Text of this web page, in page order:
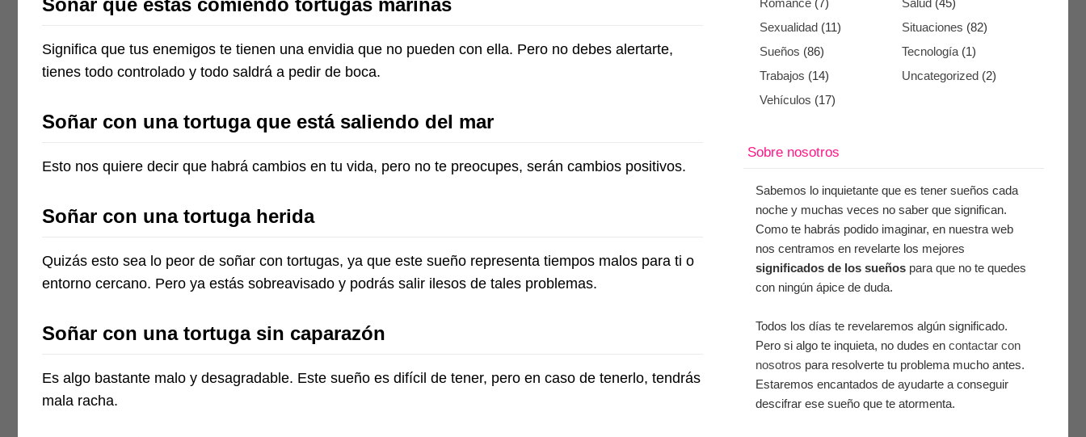
Soñar que estas comiendo tortugas marinas
Significa que tus enemigos te tienen una envidia que no pueden con ella. Pero no debes alertarte,
tienes todo controlado y todo saldrá a pedir de boca.
Soñar con una tortuga que está saliendo del mar
Esto nos quiere decir que habrá cambios en tu vida, pero no te preocupes, serán cambios positivos.
Soñar con una tortuga herida
Quizás esto sea lo peor de soñar con tortugas, ya que este sueño representa tiempos malos para ti o
entorno cercano. Pero ya estás sobreavisado y podrás salir ilesos de tales problemas.
Soñar con una tortuga sin caparazón
Es algo bastante malo y desagradable. Este sueño es difícil de tener, pero en caso de tenerlo, tendrás
mala racha.
Romance (7) Salud (45)
Sexualidad (11) Situaciones (82)
Sueños (86) Tecnología (1)
Trabajos (14) Uncategorized (2)
Vehículos (17)
Sobre nosotros
Sabemos lo inquietante que es tener sueños cada
noche y muchas veces no saber que significan.
Como te habrás podido imaginar, en nuestra web
nos centramos en revelarte los mejores
significados de los sueños para que no te quedes
con ningún ápice de duda.
Todos los días te revelaremos algún significado.
Pero si algo te inquieta, no dudes en contactar con
nosotros para resolverte tu problema mucho antes.
Estaremos encantados de ayudarte a conseguir
descifrar ese sueño que te atormenta.